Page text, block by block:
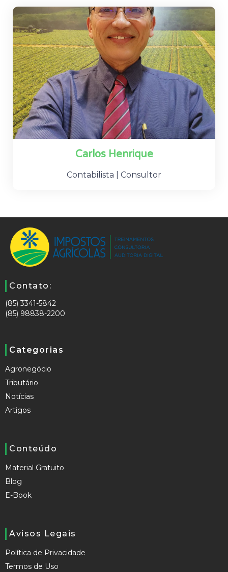
Carlos Henrique
Contabilista | Consultor
Contato:
(85) 3341-5842
(85) 98838-2200
Categorias
Agronegócio
Tributário
Notícias
Artigos
Conteúdo
Material Gratuito
Blog
E-Book
Avisos Legais
Política de Privacidade
Termos de Uso